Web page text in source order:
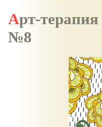
Арт-терапия онлайн, выпуск
№8